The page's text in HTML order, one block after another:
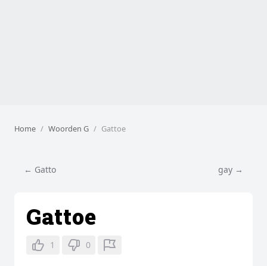
Home Woorden G Gattoe
← Gatto gay →
Gattoe
1 0